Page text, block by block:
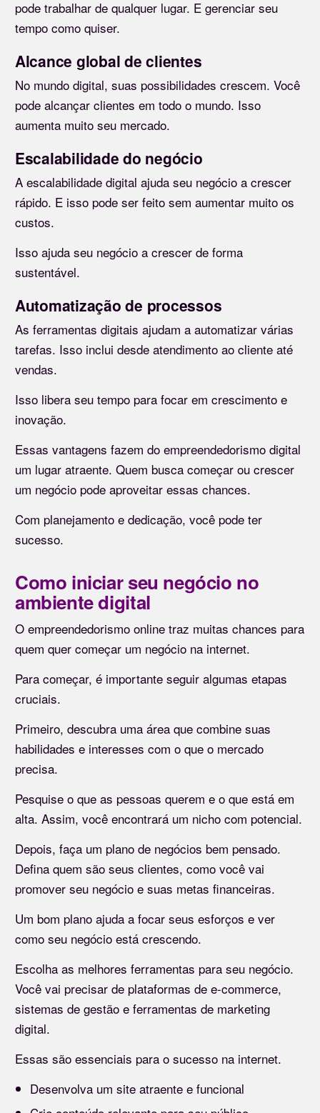
pode trabalhar de qualquer lugar. E gerenciar seu
tempo como quiser.
Alcance global de clientes
No mundo digital, suas possibilidades crescem. Você
pode alcançar clientes em todo o mundo. Isso
aumenta muito seu mercado.
Escalabilidade do negócio
A escalabilidade digital ajuda seu negócio a crescer
rápido. E isso pode ser feito sem aumentar muito os
custos.
Isso ajuda seu negócio a crescer de forma
sustentável.
Automatização de processos
As ferramentas digitais ajudam a automatizar várias
tarefas. Isso inclui desde atendimento ao cliente até
vendas.
Isso libera seu tempo para focar em crescimento e
inovação.
Essas vantagens fazem do empreendedorismo digital
um lugar atraente. Quem busca começar ou crescer
um negócio pode aproveitar essas chances.
Com planejamento e dedicação, você pode ter
sucesso.
Como iniciar seu negócio no
ambiente digital
O empreendedorismo online traz muitas chances para
quem quer começar um negócio na internet.
Para começar, é importante seguir algumas etapas
cruciais.
Primeiro, descubra uma área que combine suas
habilidades e interesses com o que o mercado
precisa.
Pesquise o que as pessoas querem e o que está em
alta. Assim, você encontrará um nicho com potencial.
Depois, faça um plano de negócios bem pensado.
Defina quem são seus clientes, como você vai
promover seu negócio e suas metas financeiras.
Um bom plano ajuda a focar seus esforços e ver
como seu negócio está crescendo.
Escolha as melhores ferramentas para seu negócio.
Você vai precisar de plataformas de e-commerce,
sistemas de gestão e ferramentas de marketing
digital.
Essas são essenciais para o sucesso na internet.
Desenvolva um site atraente e funcional